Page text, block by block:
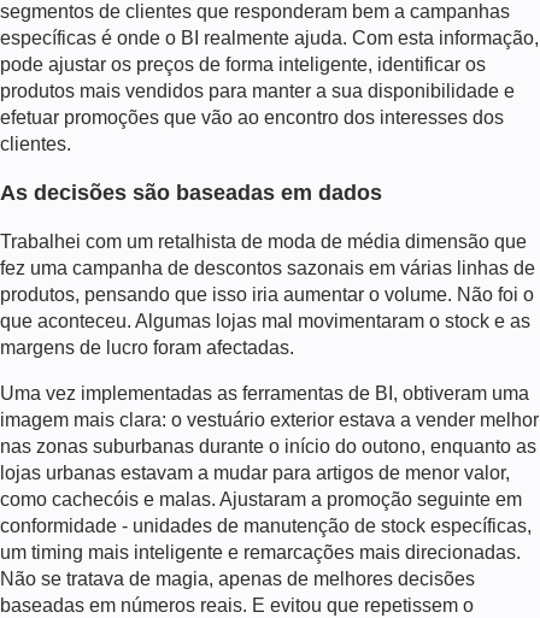
segmentos de clientes que responderam bem a campanhas
específicas é onde o BI realmente ajuda. Com esta informação,
pode ajustar os preços de forma inteligente, identificar os
produtos mais vendidos para manter a sua disponibilidade e
efetuar promoções que vão ao encontro dos interesses dos
clientes.
As decisões são baseadas em dados
Trabalhei com um retalhista de moda de média dimensão que
fez uma campanha de descontos sazonais em várias linhas de
produtos, pensando que isso iria aumentar o volume. Não foi o
que aconteceu. Algumas lojas mal movimentaram o stock e as
margens de lucro foram afectadas.
Uma vez implementadas as ferramentas de BI, obtiveram uma
imagem mais clara: o vestuário exterior estava a vender melhor
nas zonas suburbanas durante o início do outono, enquanto as
lojas urbanas estavam a mudar para artigos de menor valor,
como cachecóis e malas. Ajustaram a promoção seguinte em
conformidade - unidades de manutenção de stock específicas,
um timing mais inteligente e remarcações mais direcionadas.
Não se tratava de magia, apenas de melhores decisões
baseadas em números reais. E evitou que repetissem o